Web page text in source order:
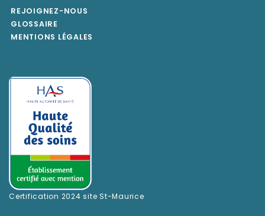
REJOIGNEZ-NOUS
GLOSSAIRE
MENTIONS LÉGALES
Certification 2024 site St-Maurice